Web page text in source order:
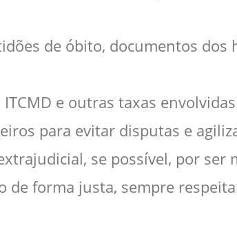
de óbito, documentos dos
e outras taxas
para evitar disputas e
se possível, por ser
de forma justa, sempre